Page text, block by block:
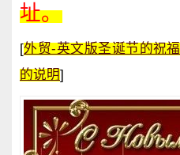
址。
[外贸-英文版圣诞节的祝福
的说明]